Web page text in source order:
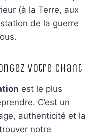
(à la Terre, aux
de la guerre
Votre Chant
est le plus
C’est un
authenticité et la
notre